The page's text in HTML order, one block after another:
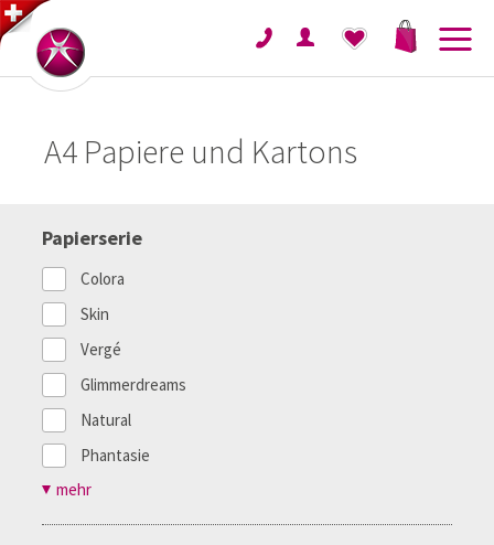
A4 Papiere und Kartons
Papierserie
Colora
Skin
Vergé
Glimmerdreams
Natural
Phantasie
mehr